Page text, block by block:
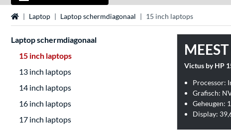
Home Laptop Laptop schermdiagonaal 15 inch laptops
Laptop schermdiagonaal
15 inch laptops
13 inch laptops
14 inch laptops
16 inch laptops
17 inch laptops
Victus by HP
Processor:
Grafisch:
Geheugen:
Display: